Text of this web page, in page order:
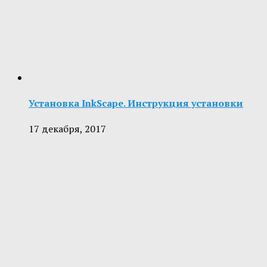
Установка InkScape. Инструкция установки
17 декабря, 2017